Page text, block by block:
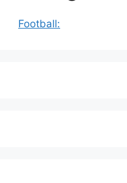
Football: